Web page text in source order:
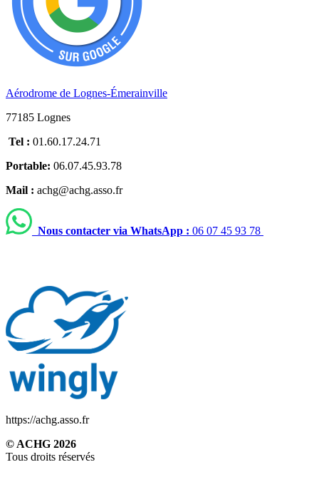
Aérodrome de Lognes-Émerainville
77185 Lognes
Tel : 01.60.17.24.71
Portable: 06.07.45.93.78
Mail : achg@achg.asso.fr
Nous contacter via WhatsApp : 06 07 45 93 78
https://achg.asso.fr
© ACHG 2026
Tous droits réservés